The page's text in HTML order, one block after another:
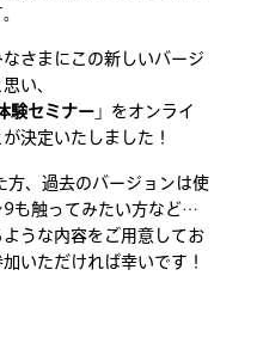
さまにこの新しいバージ
い、
験セミナー 」をオンライ
決定いたしました！
、過去のバージョンは使
9も触ってみたい方など…
うな内容をご用意してお
いただければ幸いです！